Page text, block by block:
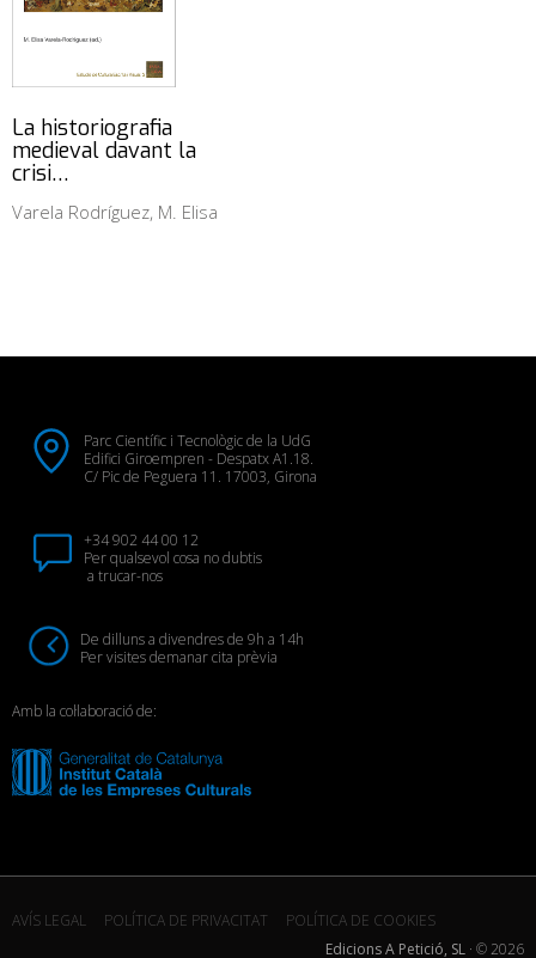
La historiografia
medieval davant la
crisi…
Varela Rodríguez, M. Elisa
Parc Científic i Tecnològic de la UdG
Edifici Giroempren - Despatx A1.18.
C/ Pic de Peguera 11. 17003, Girona
+34 902 44 00 12
Per qualsevol cosa no dubtis
a trucar-nos
De dilluns a divendres de 9h a 14h
Per visites demanar cita prèvia
Amb la col·laboració de:
AVÍS LEGAL POLÍTICA DE PRIVACITAT
POLÍTICA DE COOKIES
Edicions A Petició, SL · ©2026